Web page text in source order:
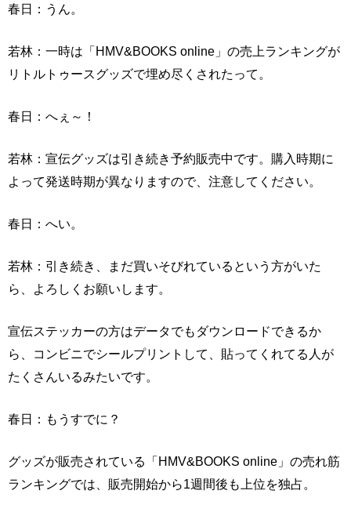
春日：うん。
若林：一時は「HMV&BOOKS online」の売上ランキングが
リトルトゥースグッズで埋め尽くされたって。
春日：へぇ～！
若林：宣伝グッズは引き続き予約販売中です。購入時期に
よって発送時期が異なりますので、注意してください。
春日：へい。
若林：引き続き、まだ買いそびれているという方がいた
ら、よろしくお願いします。
宣伝ステッカーの方はデータでもダウンロードできるか
ら、コンビニでシールプリントして、貼ってくれてる人が
たくさんいるみたいです。
春日：もうすでに？
グッズが販売されている「HMV&BOOKS online」の売れ筋
ランキングでは、販売開始から1週間後も上位を独占。